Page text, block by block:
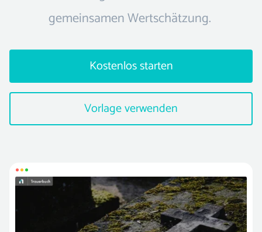
gemeinsamen Wertschätzung.
Kostenlos starten
Vorlage verwenden